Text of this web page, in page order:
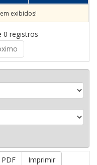
exibidos!
0 registros
PDF Imprimir